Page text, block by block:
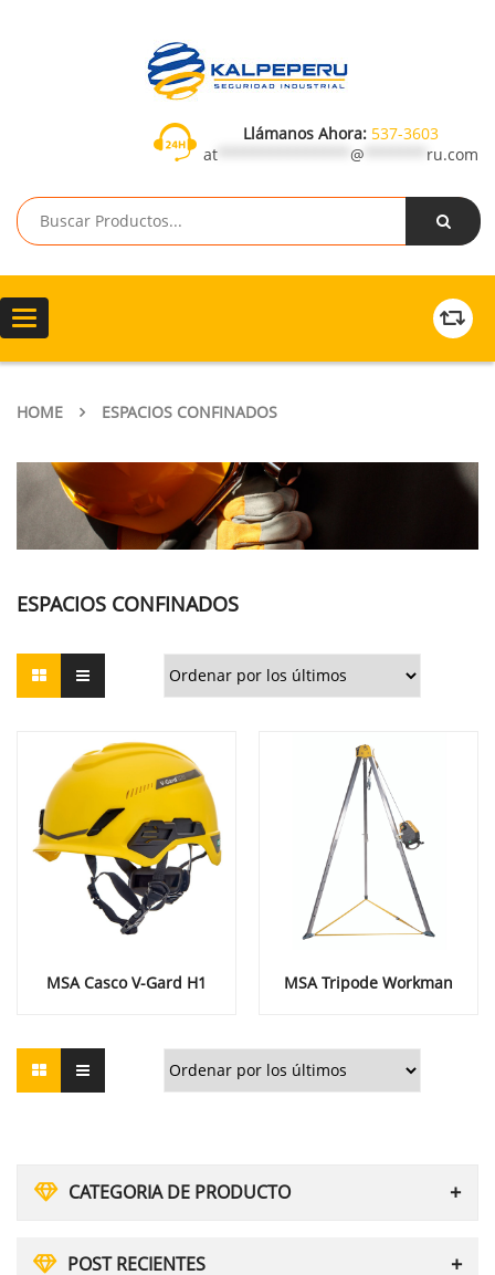
Llámanos Ahora: 537-3603
at
@ ru.com
Toggle
navigation
HOME ESPACIOS CONFINADOS
CATEGORIA DE PRODUCTO
POST RECIENTES
ESPACIOS CONFINADOS
MSA Casco V-Gard H1 MSA Tripode Workman